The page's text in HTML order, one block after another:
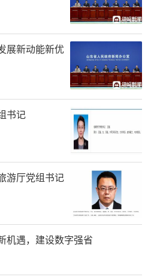
展新动能新优
书记
游厅党组书记
机遇，建设数字强省